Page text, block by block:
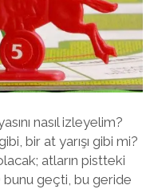
nasıl izleyelim?
bir at yarışı gibi mi?
atların pistteki
geçti, bu geride